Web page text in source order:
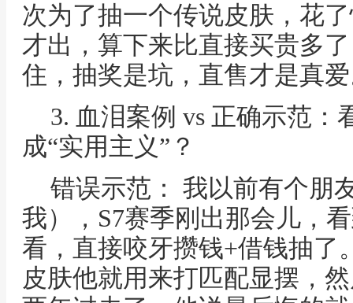
次为了抽一个传说皮肤，花
才出，算下来比直接买贵多
住，抽奖是坑，直售才是真
3. 血泪案例 vs 正确示范：
成“实用主义”？
错误示范： 我以前有个朋
我），S7赛季刚出那会儿，
看，直接咬牙攒钱+借钱抽了
皮肤他就用来打匹配显摆，